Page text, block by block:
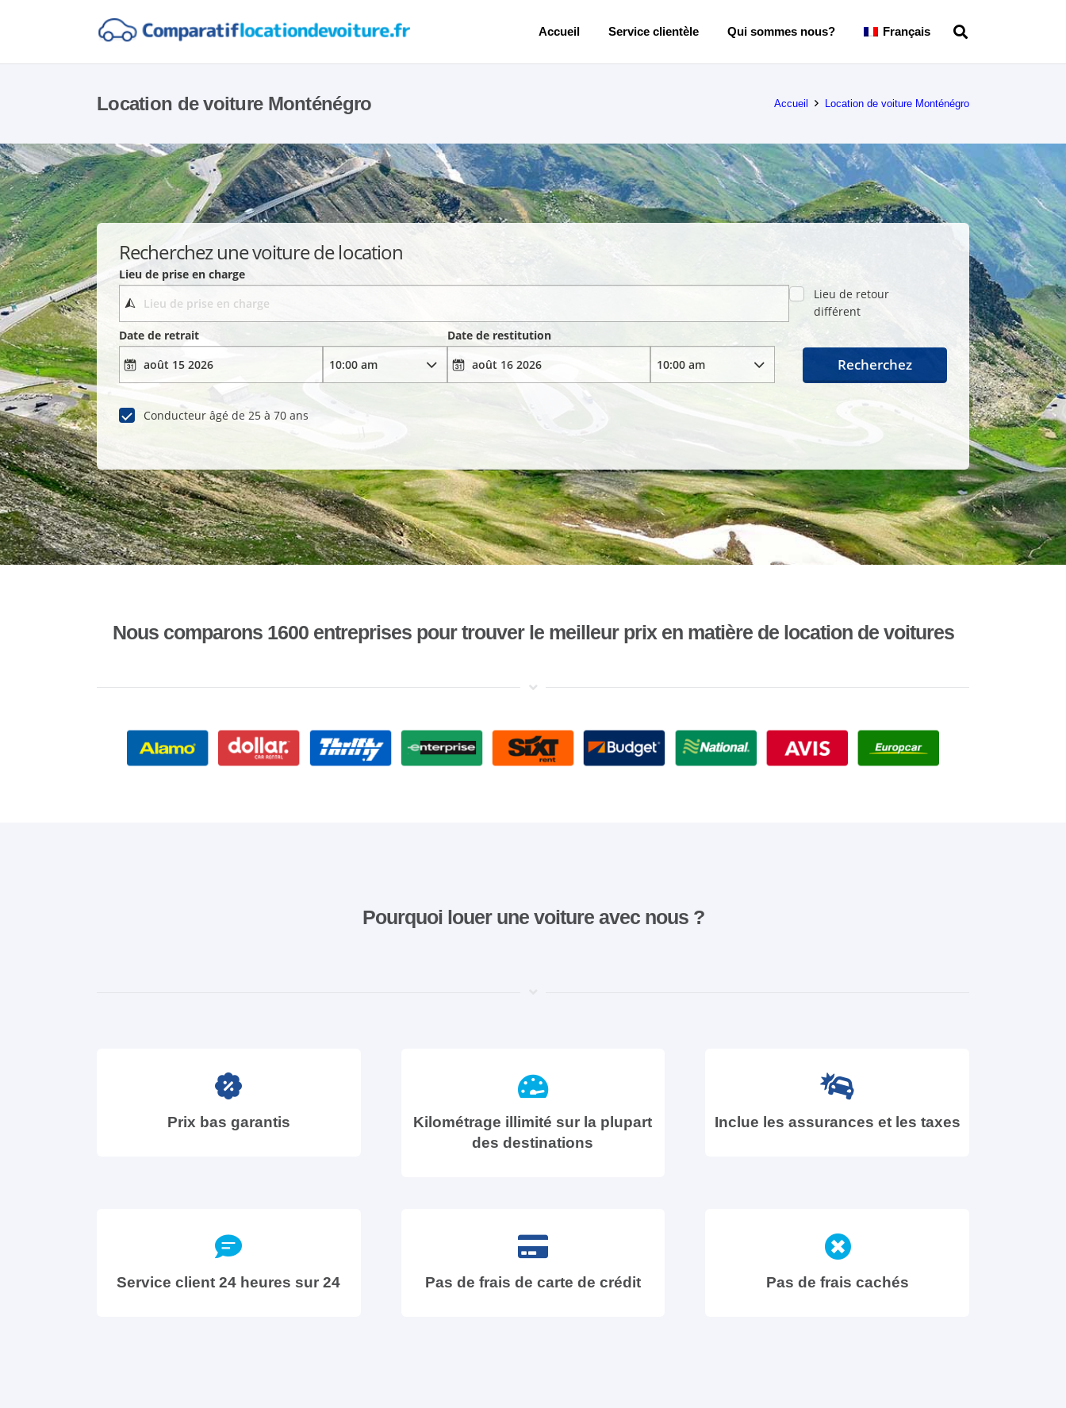
Accueil Service clientèle Qui sommes nous? Français
Location de voiture Monténégro Accueil Location de voiture Monténégro
Recherchez une voiture de location
Lieu de prise en charge
Lieu de retour
différent
Date de retrait
Date de restitution
Conducteur âgé de 25 à 70 ans
Recherchez
Nous comparons 1600 entreprises pour trouver le meilleur prix en matière de location de voitures
Pourquoi louer une voiture avec nous ?
Prix bas garantis
Kilométrage illimité sur la plupart
des destinations
Inclue les assurances et les taxes
Service client 24 heures sur 24 Pas de frais de carte de crédit Pas de frais cachés